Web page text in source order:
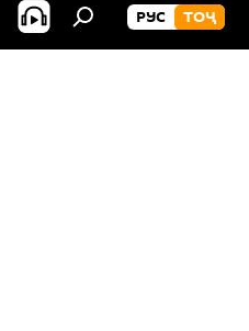
РУС ТОҶ